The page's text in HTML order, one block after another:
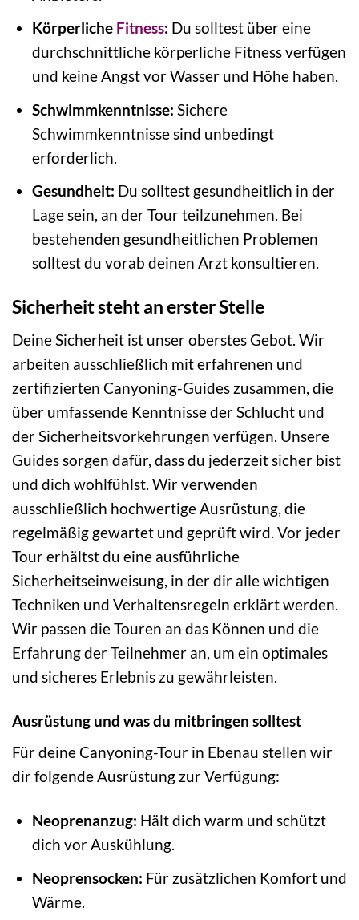
Körperliche Fitness: Du solltest über eine
durchschnittliche körperliche Fitness verfügen
und keine Angst vor Wasser und Höhe haben.
Schwimmkenntnisse: Sichere
Schwimmkenntnisse sind unbedingt
erforderlich.
Gesundheit: Du solltest gesundheitlich in der
Lage sein, an der Tour teilzunehmen. Bei
bestehenden gesundheitlichen Problemen
solltest du vorab deinen Arzt konsultieren.
Sicherheit steht an erster Stelle
Deine Sicherheit ist unser oberstes Gebot. Wir
arbeiten ausschließlich mit erfahrenen und
zertifizierten Canyoning-Guides zusammen, die
über umfassende Kenntnisse der Schlucht und
der Sicherheitsvorkehrungen verfügen. Unsere
Guides sorgen dafür, dass du jederzeit sicher bist
und dich wohlfühlst. Wir verwenden
ausschließlich hochwertige Ausrüstung, die
regelmäßig gewartet und geprüft wird. Vor jeder
Tour erhältst du eine ausführliche
Sicherheitseinweisung, in der dir alle wichtigen
Techniken und Verhaltensregeln erklärt werden.
Wir passen die Touren an das Können und die
Erfahrung der Teilnehmer an, um ein optimales
und sicheres Erlebnis zu gewährleisten.
Ausrüstung und was du mitbringen solltest
Für deine Canyoning-Tour in Ebenau stellen wir
dir folgende Ausrüstung zur Verfügung:
Neoprenanzug: Hält dich warm und schützt
dich vor Auskühlung.
Neoprensocken: Für zusätzlichen Komfort und
Wärme.